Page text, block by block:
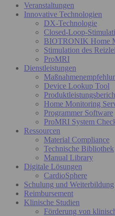
Veranstaltungen
Innovative Technologien
DX-Technologie
Closed-Loop-
BIOTRONIK Home
Stimulation des
ProMRI
Dienstleistungen
Device Lookup Tool
Home Monitoring
Programmer Software
ProMRI System
Ressourcen
Material Compliance
Technische Bibliothek
Manual Library
Digitale Lösungen
CardioSphere
Schulung und Weiterbildung
Reimbursement
Klinische Studien
Förderung von